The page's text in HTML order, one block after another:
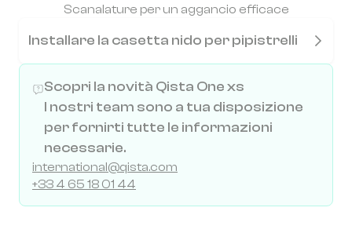
Scanalature per un aggancio efficace
Installare la casetta nido per pipistrelli
Scopri la novità Qista One xs
I nostri team sono a tua disposizione
per fornirti tutte le informazioni
necessarie.
international@qista.com
+33 4 65 18 01 44